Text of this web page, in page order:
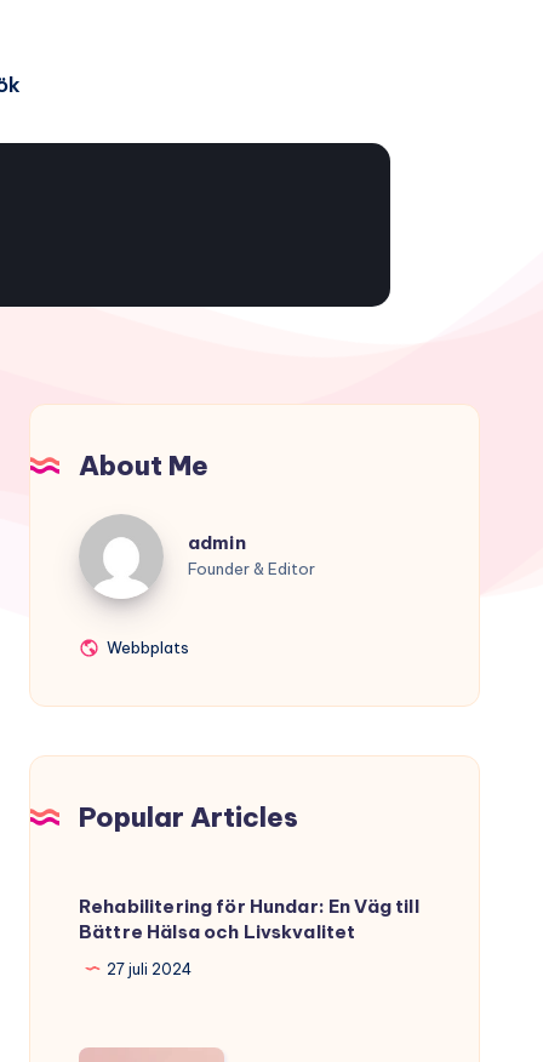
About Me
admin
admin
Founder & Editor
Webbplats
Popular Articles
Rehabilitering för Hundar: En Väg till
Bättre Hälsa och Livskvalitet
27 juli 2024